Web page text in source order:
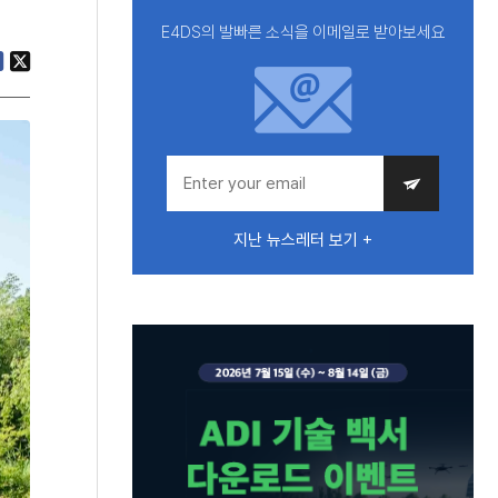
E4DS의 발빠른 소식을 이메일로 받아보세요
지난 뉴스레터 보기 +